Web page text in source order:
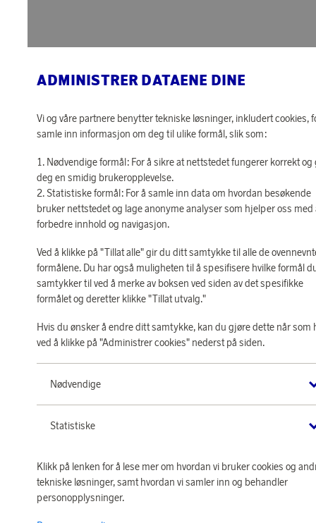
ADMINISTRER DATAENE DINE
Vi og våre partnere benytter tekniske løsninger, inkludert cookies,
samle inn informasjon om deg til ulike formål, slik som:
Nødvendige formål: For å sikre at nettstedet fungerer korrekt og
deg en smidig brukeropplevelse.
Statistiske formål: For å samle inn data om hvordan besøkende
bruker nettstedet og lage anonyme analyser som hjelper oss med
forbedre innhold og navigasjon.
Ved å klikke på "Tillat alle" gir du ditt samtykke til alle de
formålene. Du har også muligheten til å spesifisere hvilke formål
samtykker til ved å merke av boksen ved siden av det spesifikke
formålet og deretter klikke "Tillat utvalg."
Hvis du ønsker å endre ditt samtykke, kan du gjøre dette når som
ved å klikke på "Administrer cookies" nederst på siden.
Nødvendige
Statistiske
Klikk på lenken for å lese mer om hvordan vi bruker cookies og
tekniske løsninger, samt hvordan vi samler inn og behandler
personopplysninger.